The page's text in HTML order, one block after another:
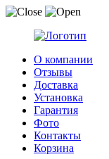
О компании
Отзывы
Доставка
Установка
Гарантия
Фото
Контакты
Корзина